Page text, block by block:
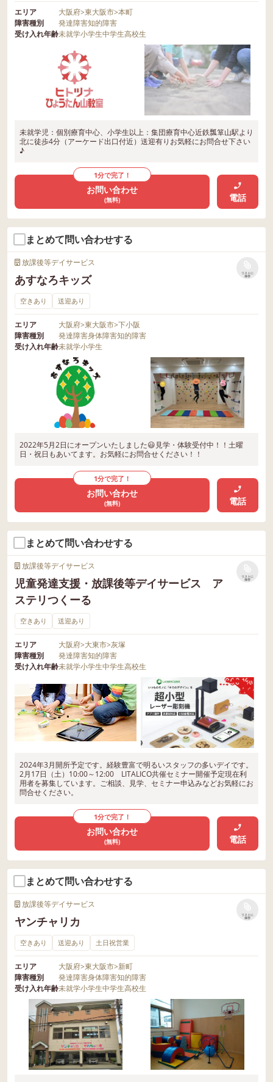
エリア 大阪府>東大阪市>本町
障害種別
発達障害知的障害
受け入れ年齢未就学小学生中学生高校生
未就学児：個別療育中心、小学生以上：集団療育中心近鉄瓢箪山駅より
北に徒歩4分（アーケード出口付近）送迎有りお気軽にお問合せ下さい
♪
1分で完了！
お問い合わせ
(無料) 電話
まとめて問い合わせする
放課後等デイサービス
あすなろキッズ
リストに
保存
空きあり 送迎あり
エリア 大阪府>東大阪市>下小阪
障害種別
発達障害身体障害知的障害
受け入れ年齢未就学小学生
2022年5月2日にオープンいたしました😃見学・体験受付中！！土曜
日・祝日もあいてます。お気軽にお問合せください！！
1分で完了！
お問い合わせ
(無料) 電話
まとめて問い合わせする
放課後等デイサービス
児童発達支援・放課後等デイサービス ア
ステリつくーる
リストに
保存
空きあり 送迎あり
エリア 大阪府>大東市>灰塚
障害種別
発達障害知的障害
受け入れ年齢未就学小学生中学生高校生
2024年3月開所予定です。経験豊富で明るいスタッフの多いデイです。
2月17日（土）10:00～12:00 LITALICO共催セミナー開催予定現在利
用者を募集しています。ご相談、見学、セミナー申込みなどお気軽にお
問合せください。
1分で完了！
お問い合わせ
(無料) 電話
まとめて問い合わせする
放課後等デイサービス
ヤンチャリカ
リストに
保存
空きあり 送迎あり 土日祝営業
エリア 大阪府>東大阪市>新町
障害種別
発達障害身体障害知的障害
受け入れ年齢未就学小学生中学生高校生